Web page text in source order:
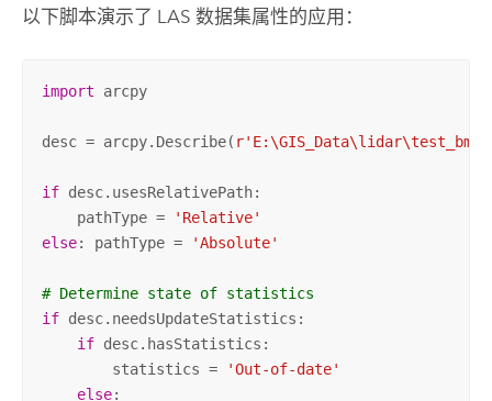
以下脚本演示了 LAS 数据集属性的应用：
import arcpy
desc = arcpy.Describe(
if desc.usesRelativePath:
    pathType =
'Relative'
else: pathType = 'Absolute'
# Determine state of statistics
if desc.needsUpdateStatistics:
if desc.hasStatistics:
        statistics =
'Out-of-date'
else: